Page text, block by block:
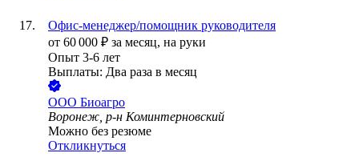
Офис-менеджер/помощник руководителя
от 60 000 ₽ за месяц, на руки
Опыт 3-6 лет
Выплаты: Два раза в месяц
ООО Биоагро
Воронеж, р-н Коминтерновский
Можно без резюме
Откликнуться